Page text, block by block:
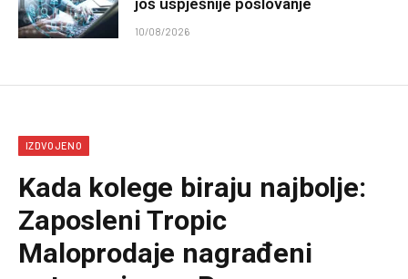
još uspješnije poslovanje
10/08/2026
IZDVOJENO
Kada kolege biraju najbolje:
Zaposleni Tropic
Maloprodaje nagrađeni